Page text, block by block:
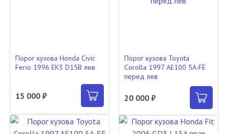
Порог кузова Honda Civic
Ferio 1996 EK3 D15B лев
15 000 ₽
Порог кузова Toyota
Corolla 1997 AE100 5A-FE
перед лев
20 000 ₽